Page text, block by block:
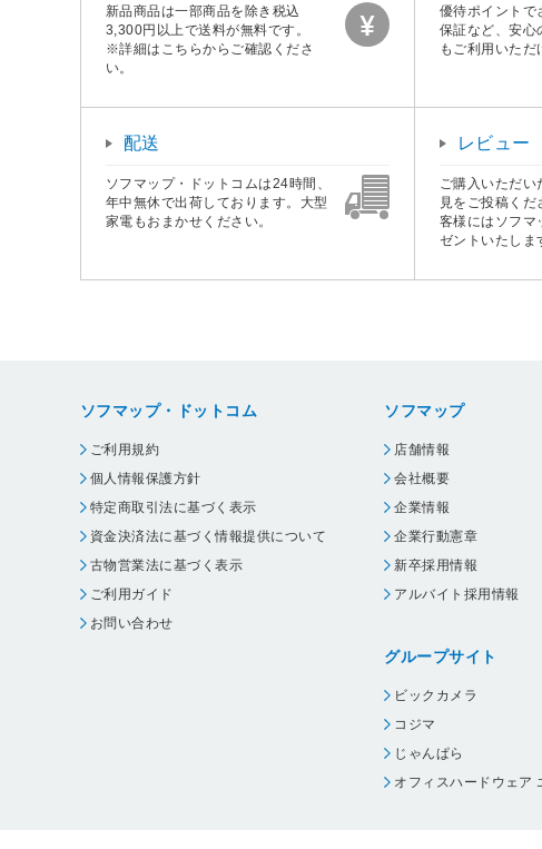
新品商品は一部商品を除き税込
3,300円以上で送料が無料です。
※詳細はこちらからご確認くださ
い。
優待ポイントで
保証など、安心
もご利用いただ
配送
ソフマップ・ドットコムは24時間、
年中無休で出荷しております。大型
家電もおまかせください。
レビュー
ご購入いただい
見をご投稿くだ
客様にはソフマ
ゼントいたしま
ソフマップ・ドットコム
ご利用規約
個人情報保護方針
特定商取引法に基づく表示
資金決済法に基づく情報提供について
古物営業法に基づく表示
ご利用ガイド
お問い合わせ
ソフマップ
店舗情報
会社概要
企業情報
企業行動憲章
新卒採用情報
アルバイト採用情報
グループサイト
ビックカメラ
コジマ
じゃんぱら
オフィスハードウェア